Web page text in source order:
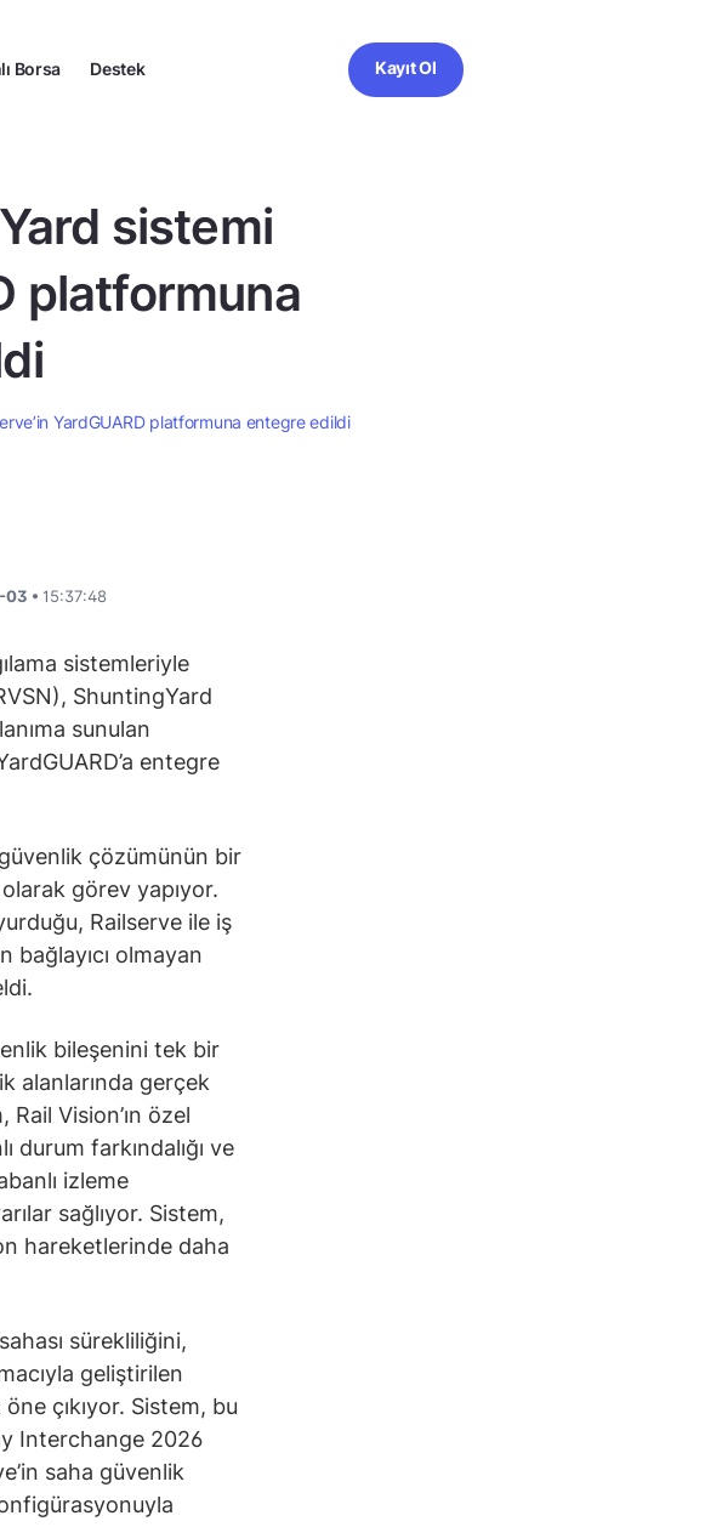
Borsa Destek Kayıt Ol
sistemi
platformuna
YardGUARD platformuna entegre edildi
03 • 15:37:48
sistemleriyle
ShuntingYard
sunulan
entegre
çözümünün bir
görev yapıyor.
Railserve ile iş
olmayan
bileşenini tek bir
alanlarında gerçek
Vision’ın özel
durum farkındalığı ve
izleme
sağlıyor. Sistem,
hareketlerinde daha
sürekliliğini,
geliştirilen
çıkıyor. Sistem, bu
Interchange 2026
saha güvenlik